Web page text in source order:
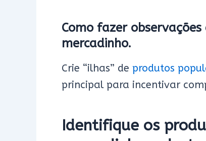
Como fazer
mercadinho.
Crie “ilhas” de produtos
principal para incentivar
Identifique os